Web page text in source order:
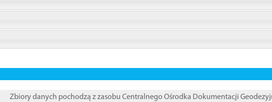
Zbiory danych pochodzą z zasobu Centralnego Ośrodka Dokumentacji